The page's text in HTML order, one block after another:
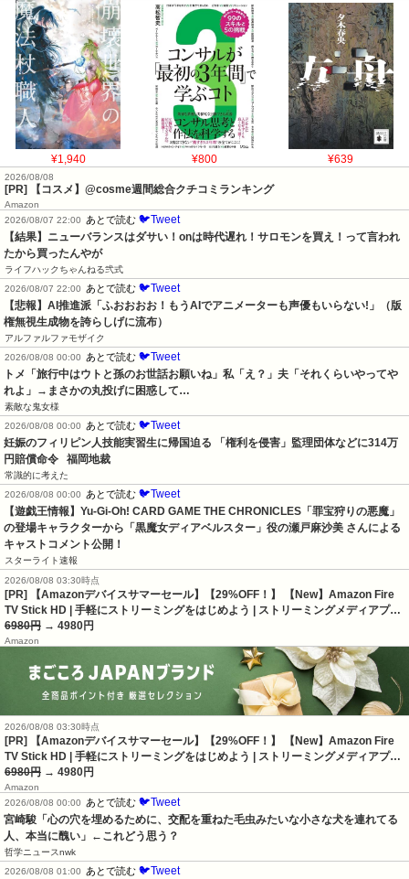
¥1,940 ¥800 ¥639
2026/08/08
[PR] 【コスメ】@cosme週間総合クチコミランキング
Amazon
2026/08/07 22:00 あとで読む 🐦Tweet
【結果】ニューバランスはダサい！onは時代遅れ！サロモンを買え！って言われ
たから買ったんやが
ライフハックちゃんねる弐式
2026/08/07 22:00 あとで読む 🐦Tweet
【悲報】AI推進派「ふおおおお！もうAIでアニメーターも声優もいらない!」（版
権無視生成物を誇らしげに流布）
アルファルファモザイク
2026/08/08 00:00 あとで読む 🐦Tweet
トメ「旅行中はウトと孫のお世話お願いね」私「え？」夫「それくらいやってや
れよ」→まさかの丸投げに困惑して…
素敵な鬼女様
2026/08/08 00:00 あとで読む 🐦Tweet
妊娠のフィリピン人技能実習生に帰国迫る 「権利を侵害」監理団体などに314万
円賠償命令   福岡地裁
常識的に考えた
2026/08/08 00:00 あとで読む 🐦Tweet
【遊戯王情報】Yu-Gi-Oh! CARD GAME THE CHRONICLES「罪宝狩りの悪魔」
の登場キャラクターから「黒魔女ディアベルスター」役の瀬戸麻沙美 さんによる
キャストコメント公開！
スターライト速報
2026/08/08 03:30時点
[PR] 【Amazonデバイスサマーセール】【29%OFF！】 【New】Amazon Fire
TV Stick HD | 手軽にストリーミングをはじめよう | ストリーミングメディアプ…
6980円 → 4980円
Amazon
2026/08/08 03:30時点
[PR] 【Amazonデバイスサマーセール】【29%OFF！】 【New】Amazon Fire
TV Stick HD | 手軽にストリーミングをはじめよう | ストリーミングメディアプ…
6980円 → 4980円
Amazon
2026/08/08 00:00
あとで読む 🐦Tweet
宮崎駿「心の穴を埋めるために、交配を重ねた毛虫みたいな小さな犬を連れてる
人、本当に醜い」←これどう思う？
哲学ニュースnwk
2026/08/08 01:00
あとで読む 🐦Tweet